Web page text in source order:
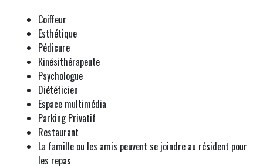
Coiffeur
Esthétique
Pédicure
Kinésithérapeute
Psychologue
Diététicien
Espace multimédia
Parking Privatif
Restaurant
La famille ou les amis peuvent se joindre au résident pour
les repas